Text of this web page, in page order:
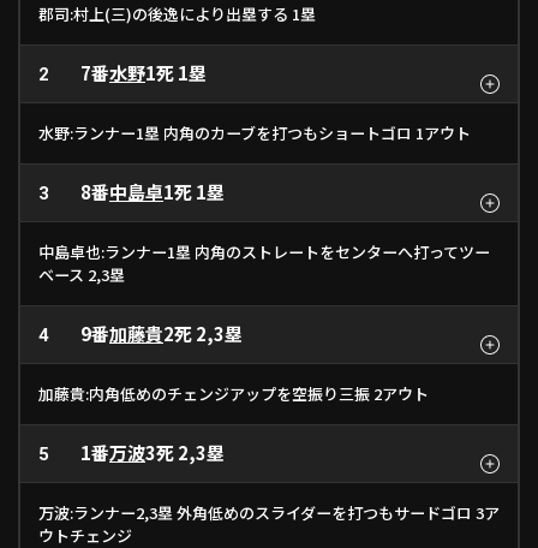
郡司:村上(三)の後逸により出塁する 1塁
2 7番水野1死 1塁
水野:ランナー1塁 内角のカーブを打つもショートゴロ 1アウト
3 8番中島卓1死 1塁
中島卓也:ランナー1塁 内角のストレートをセンターへ打ってツー
ベース 2,3塁
4 9番加藤貴2死 2,3塁
加藤貴:内角低めのチェンジアップを空振り三振 2アウト
5 1番万波3死 2,3塁
万波:ランナー2,3塁 外角低めのスライダーを打つもサードゴロ 3ア
ウトチェンジ